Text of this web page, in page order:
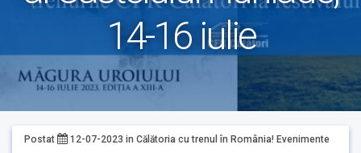
14-16 iulie
Postat 12-07-2023 in Călătoria cu trenul în România! Evenimente